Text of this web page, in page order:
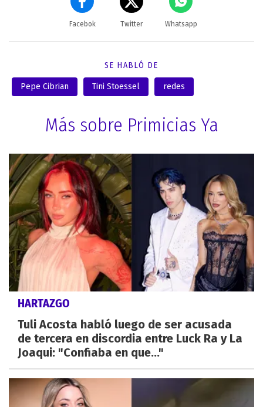
Facebok Twitter Whatsapp
SE HABLÓ DE
Pepe Cibrian Tini Stoessel redes
Más sobre Primicias Ya
HARTAZGO
Tuli Acosta habló luego de ser acusada
de tercera en discordia entre Luck Ra y La
Joaqui: "Confiaba en que..."